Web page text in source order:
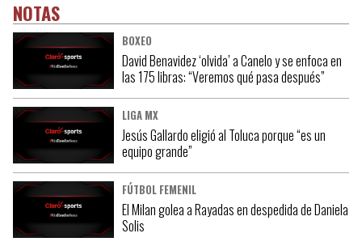
NOTAS
BOXEO
David Benavidez ‘olvida’ a Canelo y se enfoca en
las 175 libras: “Veremos qué pasa después”
LIGA MX
Jesús Gallardo eligió al Toluca porque “es un
equipo grande”
FÚTBOL FEMENIL
El Milan golea a Rayadas en despedida de Daniela
Solis